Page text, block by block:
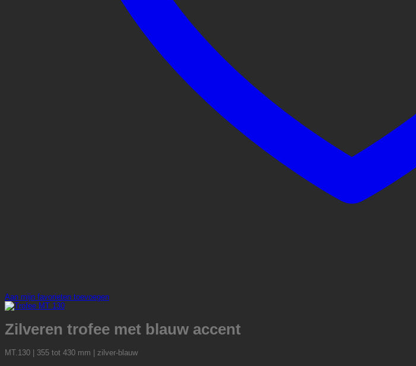
Aan mijn favorieten toevoegen
Zilveren trofee met blauw accent
MT.130 | 355 tot 430 mm | zilver-blauw